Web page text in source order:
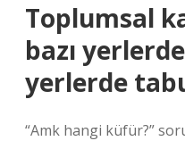
Toplumsal
bazı
yerlerde
“Amk hangi küfür?”